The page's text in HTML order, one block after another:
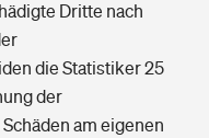
Dritte nach
die Statistiker 25
der
am eigenen